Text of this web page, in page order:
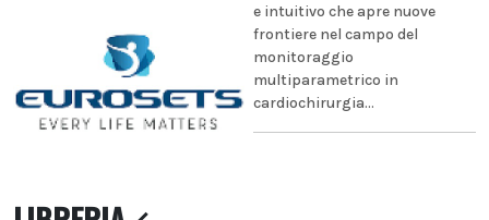
e intuitivo che apre nuove
frontiere nel campo del
monitoraggio
multiparametrico in
cardiochirurgia...